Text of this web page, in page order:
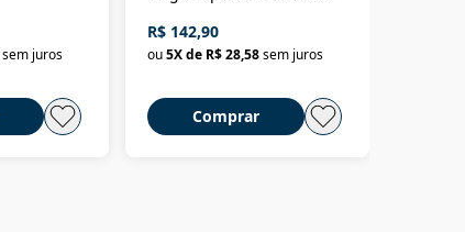
sem juros
até a Bolívia e por Marajó
até dizer chega
R$ 142,90
ou5X de R$ 28,58sem juros
Comprar